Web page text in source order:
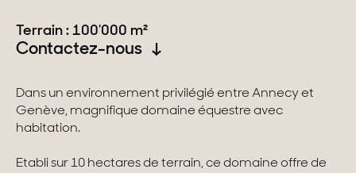
Alpes Suisses
Nos collections
Propriétés de caractère
Terrain : 100'000 m²
Contactez-nous
Dans un environnement privilégié entre Annecy et
Genève, magnifique domaine équestre avec
habitation.
Etabli sur 10 hectares de terrain, ce domaine offre de